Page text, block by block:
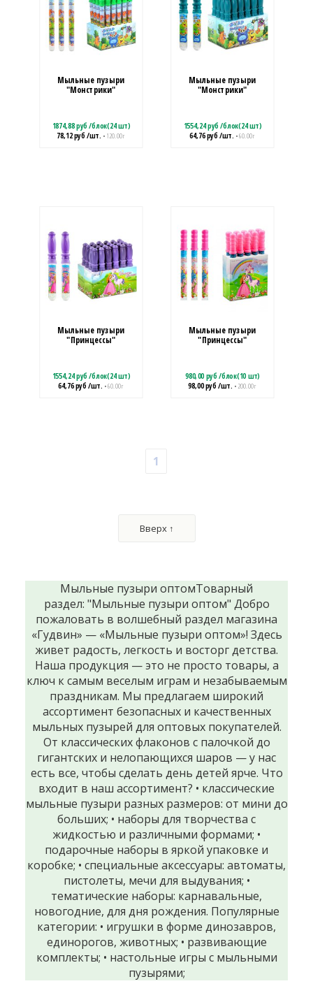
Мыльные пузыри
"Монстрики"
1874,88руб /блок(24 шт)
78,12руб /шт. • 120.00 г
Мыльные пузыри
"Монстрики"
1554,24руб /блок(24 шт)
64,76руб /шт. • 60.00 г
Мыльные пузыри
"Принцессы"
1554,24руб /блок(24 шт)
64,76руб /шт. • 60.00 г
Мыльные пузыри
"Принцессы"
980,00 руб /блок(10 шт)
98,00руб /шт. • 200.00 г
1
Вверх ↑
Мыльные пузыри оптомТоварный
раздел: "Мыльные пузыри оптом" Добро
пожаловать в волшебный раздел магазина
«Гудвин» — «Мыльные пузыри оптом»! Здесь
живет радость, легкость и восторг детства.
Наша продукция — это не просто товары, а
ключ к самым веселым играм и незабываемым
праздникам. Мы предлагаем широкий
ассортимент безопасных и качественных
мыльных пузырей для оптовых покупателей.
От классических флаконов с палочкой до
гигантских и нелопающихся шаров — у нас
есть все, чтобы сделать день детей ярче. Что
входит в наш ассортимент? • классические
мыльные пузыри разных размеров: от мини до
больших; • наборы для творчества с
жидкостью и различными формами; •
подарочные наборы в яркой упаковке и
коробке; • специальные аксессуары: автоматы,
пистолеты, мечи для выдувания; •
тематические наборы: карнавальные,
новогодние, для дня рождения. Популярные
категории: • игрушки в форме динозавров,
единорогов, животных; • развивающие
комплекты; • настольные игры с мыльными
пузырями;